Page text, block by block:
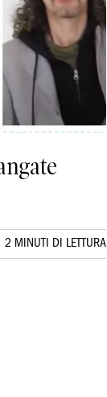
2 MINUTI DI LETTURA